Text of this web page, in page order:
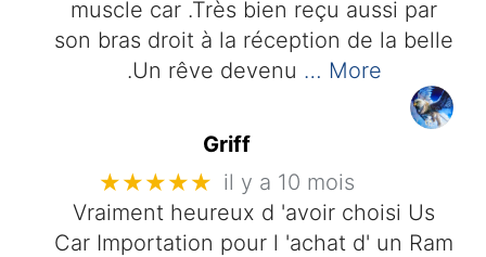
muscle car .Très bien reçu aussi par
son bras droit à la réception de la belle
.Un rêve devenu … More
Griff
★★★★★ il y a 10 mois
Vraiment heureux d 'avoir choisi Us
Car Importation pour l 'achat d' un Ram